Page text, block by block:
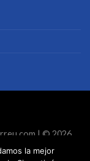
| © 2026
la mejor